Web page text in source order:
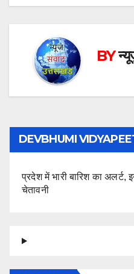
BY
DEVBHUMI
प्रदेश में भारी बारिश का अलर्ट,
चेतावनी